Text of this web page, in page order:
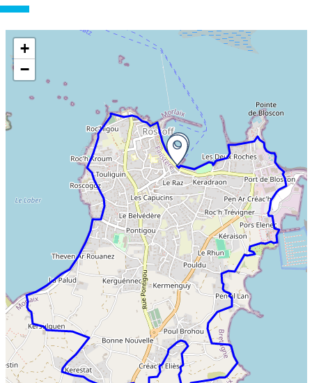
Ne pas consulter la carte et aller directement aux
informations
+
−